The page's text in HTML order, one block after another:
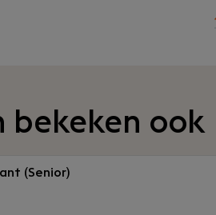
bekeken ook
(Senior)